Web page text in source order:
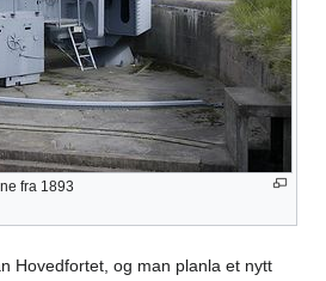
fra 1893
Hovedfortet, og man planla et nytt